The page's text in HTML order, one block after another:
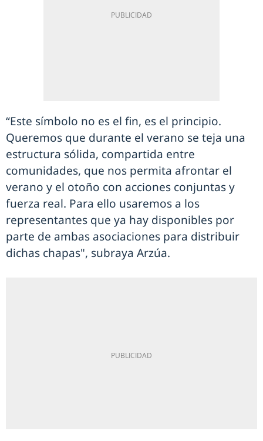
“Este símbolo no es el fin, es el principio.
Queremos que durante el verano se teja una
estructura sólida, compartida entre
comunidades, que nos permita afrontar el
verano y el otoño con acciones conjuntas y
fuerza real. Para ello usaremos a los
representantes que ya hay disponibles por
parte de ambas asociaciones para distribuir
dichas chapas", subraya Arzúa.